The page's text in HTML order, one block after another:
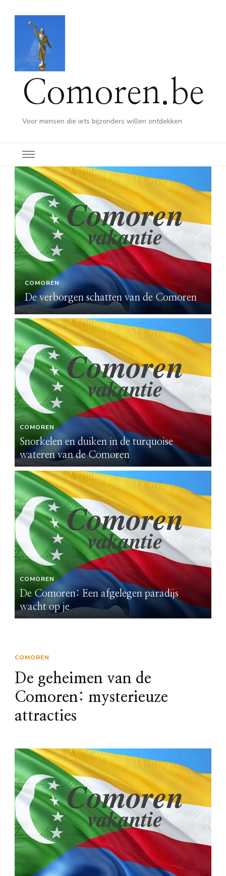
Comoren.be
Voor mensen die iets bijzonders willen ontdekken
COMOREN
De verborgen schatten van de Comoren
COMOREN
Snorkelen en duiken in de turquoise
wateren van de Comoren
COMOREN
De Comoren: Een afgelegen paradijs
wacht op je
COMOREN
De geheimen van de
Comoren: mysterieuze
attracties